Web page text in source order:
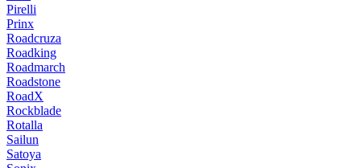
Pirelli
Prinx
Roadcruza
Roadking
Roadmarch
Roadstone
RoadX
Rockblade
Rotalla
Sailun
Satoya